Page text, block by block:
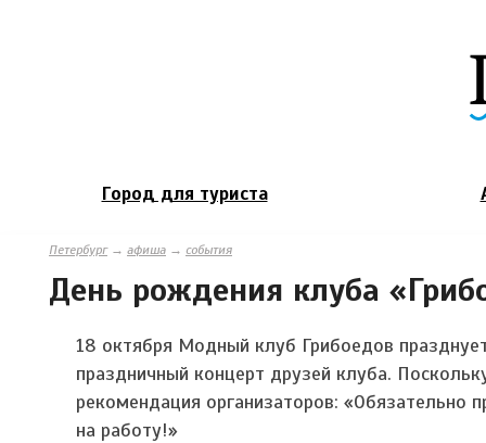
Город для туриста
Петербург→ афиша → события
День рождения клуба
18 октября Модный клуб Грибоедов
праздничный концерт друзей клуба.
рекомендация организаторов: «Обязательно
на работу!»